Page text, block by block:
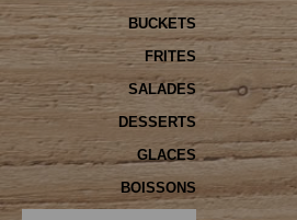
BUCKETS
FRITES
SALADES
DESSERTS
GLACES
BOISSONS